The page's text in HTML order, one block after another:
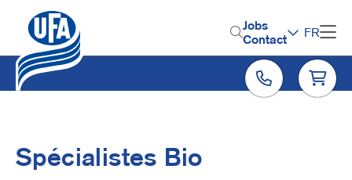
contenu
principal
H
e
a
d
Jobs
Contact
FR
Spécialistes Bio